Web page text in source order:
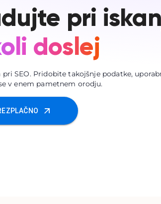
pri
doslej
SEO. Pridobite takojšnje podatke,
v enem pametnem orodju.